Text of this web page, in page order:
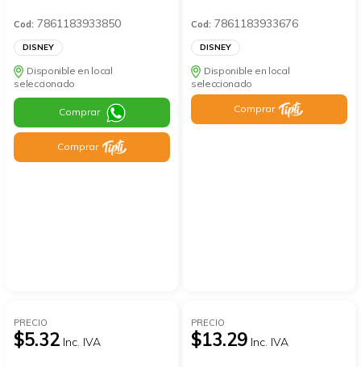
Cod: 7861183933850
DISNEY
Disponible en local
seleccionado
Comprar
Comprar
Cod: 7861183933676
DISNEY
Disponible en local
seleccionado
Comprar
PRECIO
$5.32 Inc. IVA
PRECIO
$13.29 Inc. IVA